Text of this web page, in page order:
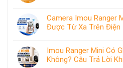
Camera Imou Ranger
Được Từ Xa Trên Điện
Imou Ranger Mini Có
Không? Câu Trả Lời